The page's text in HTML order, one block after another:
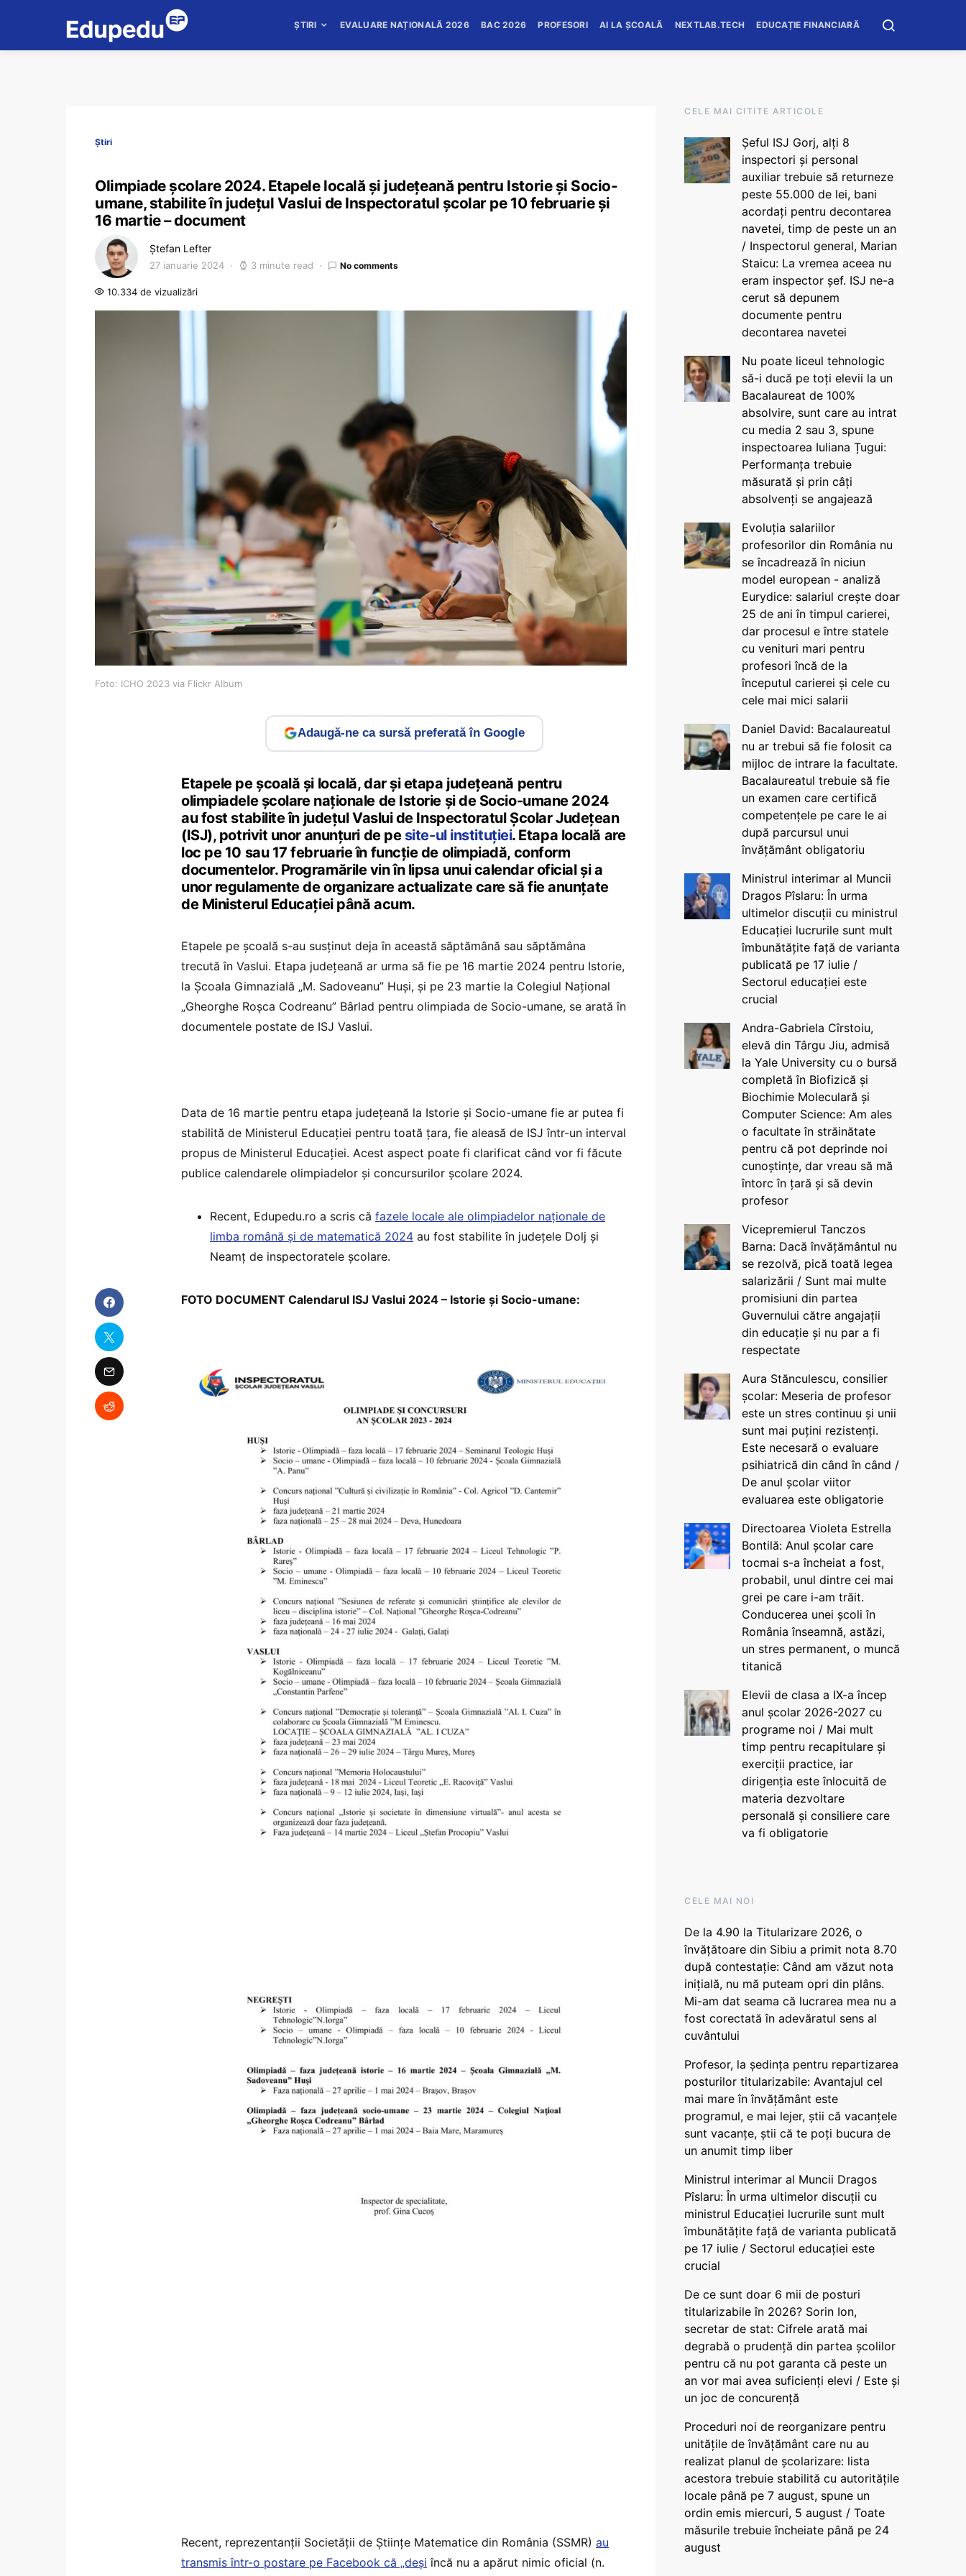
ȘTIRI EVALUARE NAȚIONALĂ 2026 BAC 2026 PROFESORI AI LA ȘCOALĂ NEXTLAB.TECH EDUCAȚIE FINANCIARĂ
Știri
Olimpiade școlare 2024. Etapele locală și județeană pentru Istorie și Socio-
umane, stabilite în județul Vaslui de Inspectoratul școlar pe 10 februarie și
16 martie – document
Ștefan Lefter
27 ianuarie 2024 3 minute read No comments
10.334 de vizualizări
Foto: ICHO 2023 via Flickr Album
Adaugă-ne ca sursă preferată în Google
Etapele pe școală și locală, dar și etapa județeană pentru
olimpiadele școlare naționale de Istorie și de Socio-umane 2024
au fost stabilite în județul Vaslui de Inspectoratul Școlar Județean
(ISJ), potrivit unor anunțuri de pe site-ul instituției. Etapa locală are
loc pe 10 sau 17 februarie în funcție de olimpiadă, conform
documentelor. Programările vin în lipsa unui calendar oficial și a
unor regulamente de organizare actualizate care să fie anunțate
de Ministerul Educației până acum.
Etapele pe școală s-au susținut deja în această săptămână sau săptămâna
trecută în Vaslui. Etapa județeană ar urma să fie pe 16 martie 2024 pentru Istorie,
la Școala Gimnazială „M. Sadoveanu” Huși, și pe 23 martie la Colegiul Național
„Gheorghe Roșca Codreanu” Bârlad pentru olimpiada de Socio-umane, se arată în
documentele postate de ISJ Vaslui.
Data de 16 martie pentru etapa județeană la Istorie și Socio-umane fie ar putea fi
stabilită de Ministerul Educației pentru toată țara, fie aleasă de ISJ într-un interval
propus de Ministerul Educației. Acest aspect poate fi clarificat când vor fi făcute
publice calendarele olimpiadelor și concursurilor școlare 2024.
Recent, Edupedu.ro a scris că fazele locale ale olimpiadelor naționale de
limba română și de matematică 2024 au fost stabilite în județele Dolj și
Neamț de inspectoratele școlare.
FOTO DOCUMENT Calendarul ISJ Vaslui 2024 – Istorie și Socio-umane:
Recent, reprezentanții Societății de Științe Matematice din România (SSMR) au
transmis într-o postare pe Facebook că „deși încă nu a apărut nimic oficial (n.
CELE MAI CITITE ARTICOLE
Șeful ISJ Gorj, alți 8
inspectori și personal
auxiliar trebuie să returneze
peste 55.000 de lei, bani
acordați pentru decontarea
navetei, timp de peste un an
/ Inspectorul general, Marian
Staicu: La vremea aceea nu
eram inspector șef. ISJ ne-a
cerut să depunem
documente pentru
decontarea navetei
Nu poate liceul tehnologic
să-i ducă pe toți elevii la un
Bacalaureat de 100%
absolvire, sunt care au intrat
cu media 2 sau 3, spune
inspectoarea Iuliana Țugui:
Performanța trebuie
măsurată și prin câți
absolvenți se angajează
Evoluția salariilor
profesorilor din România nu
se încadrează în niciun
model european - analiză
Eurydice: salariul crește doar
25 de ani în timpul carierei,
dar procesul e între statele
cu venituri mari pentru
profesori încă de la
începutul carierei și cele cu
cele mai mici salarii
Daniel David: Bacalaureatul
nu ar trebui să fie folosit ca
mijloc de intrare la facultate.
Bacalaureatul trebuie să fie
un examen care certifică
competențele pe care le ai
după parcursul unui
învățământ obligatoriu
Ministrul interimar al Muncii
Dragos Pîslaru: În urma
ultimelor discuții cu ministrul
Educației lucrurile sunt mult
îmbunătățite față de varianta
publicată pe 17 iulie /
Sectorul educației este
crucial
Andra-Gabriela Cîrstoiu,
elevă din Târgu Jiu, admisă
la Yale University cu o bursă
completă în Biofizică și
Biochimie Moleculară și
Computer Science: Am ales
o facultate în străinătate
pentru că pot deprinde noi
cunoștințe, dar vreau să mă
întorc în țară și să devin
profesor
Vicepremierul Tanczos
Barna: Dacă învățământul nu
se rezolvă, pică toată legea
salarizării / Sunt mai multe
promisiuni din partea
Guvernului către angajații
din educație și nu par a fi
respectate
Aura Stănculescu, consilier
școlar: Meseria de profesor
este un stres continuu și unii
sunt mai puțini rezistenți.
Este necesară o evaluare
psihiatrică din când în când /
De anul școlar viitor
evaluarea este obligatorie
Directoarea Violeta Estrella
Bontilă: Anul școlar care
tocmai s-a încheiat a fost,
probabil, unul dintre cei mai
grei pe care i-am trăit.
Conducerea unei școli în
România înseamnă, astăzi,
un stres permanent, o muncă
titanică
Elevii de clasa a IX-a încep
anul școlar 2026-2027 cu
programe noi / Mai mult
timp pentru recapitulare și
exerciții practice, iar
dirigenția este înlocuită de
materia dezvoltare
personală și consiliere care
va fi obligatorie
CELE MAI NOI
De la 4.90 la Titularizare 2026, o
învățătoare din Sibiu a primit nota 8.70
după contestație: Când am văzut nota
inițială, nu mă puteam opri din plâns.
Mi-am dat seama că lucrarea mea nu a
fost corectată în adevăratul sens al
cuvântului
Profesor, la ședința pentru repartizarea
posturilor titularizabile: Avantajul cel
mai mare în învățământ este
programul, e mai lejer, știi că vacanțele
sunt vacanţe, știi că te poți bucura de
un anumit timp liber
Ministrul interimar al Muncii Dragos
Pîslaru: În urma ultimelor discuții cu
ministrul Educației lucrurile sunt mult
îmbunătățite față de varianta publicată
pe 17 iulie / Sectorul educației este
crucial
De ce sunt doar 6 mii de posturi
titularizabile în 2026? Sorin Ion,
secretar de stat: Cifrele arată mai
degrabă o prudență din partea școlilor
pentru că nu pot garanta că peste un
an vor mai avea suficienți elevi / Este și
un joc de concurență
Proceduri noi de reorganizare pentru
unitățile de învățământ care nu au
realizat planul de școlarizare: lista
acestora trebuie stabilită cu autoritățile
locale până pe 7 august, spune un
ordin emis miercuri, 5 august / Toate
măsurile trebuie încheiate până pe 24
august